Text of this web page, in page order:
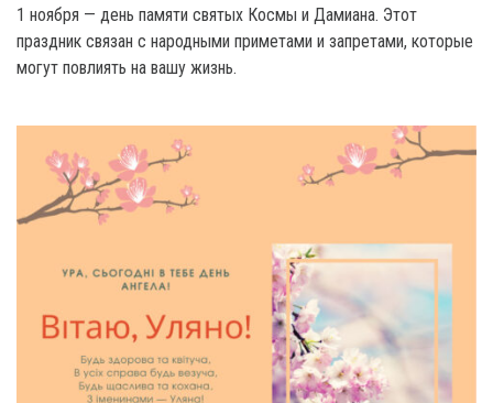
1 ноября — день памяти святых Космы и Дамиана. Этот
праздник связан с народными приметами и запретами, которые
могут повлиять на вашу жизнь.